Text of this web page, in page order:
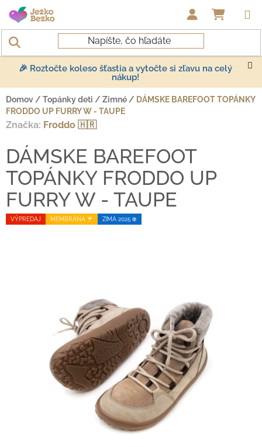
Prejsť na obsah
🎉 Roztočte koleso šťastia a vytočte si zľavu na celý
nákup!
Domov / Topánky deti / Zimné / DÁMSKE BAREFOOT TOPÁNKY
FRODDO UP FURRY W - TAUPE
VÝPREDAJ MEMBRÁNA ☔️ ZIMA 2025 ❄️
DÁMSKE BAREFOOT
TOPÁNKY FRODDO UP
FURRY W - TAUPE
Značka: Froddo 🇭🇷